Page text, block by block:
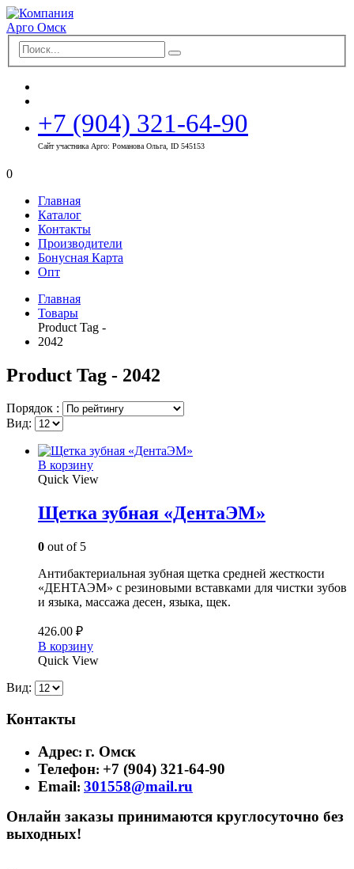
+7 (904) 321-64-90
Сайт участника Арго: Романова Ольга, ID 545153
0
Главная
Каталог
Контакты
Производители
Бонусная Карта
Опт
Главная
Товары
Product Tag -
2042
Product Tag - 2042
Порядок :
Вид:
В корзину
Quick View
Щетка зубная «ДентаЭМ»
0 out of 5
Антибактериальная зубная щетка средней жесткости
«ДЕНТАЭМ» с резиновыми вставками для чистки зубов
и языка, массажа десен, языка, щек.
426.00 ₽
В корзину
Quick View
Вид:
Контакты
Адрес: г. Омск
Телефон: +7 (904) 321-64-90
Email: 301558@mail.ru
Онлайн заказы принимаются круглосуточно без
выходных!